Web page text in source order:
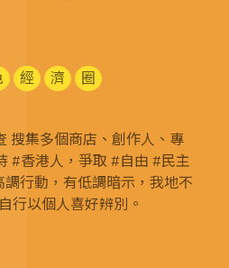
經 濟 圈
搜集多個商店、創作人、專
#香港人，爭取 #自由 #民主
行動，有低調暗示，我地不
行以個人喜好辨別。